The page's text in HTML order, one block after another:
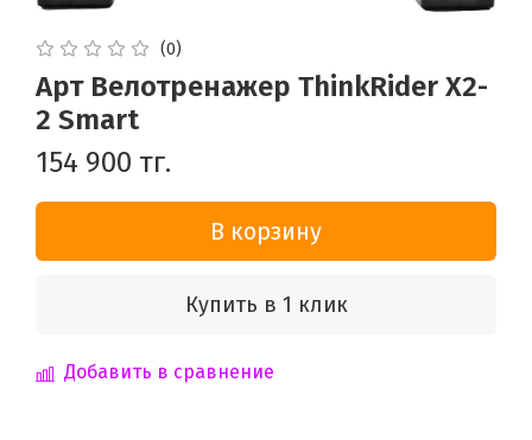
(0)
Арт Велотренажер ThinkRider X2-
2 Smart
154 900 тг.
В корзину
Купить в 1 клик
Добавить в сравнение